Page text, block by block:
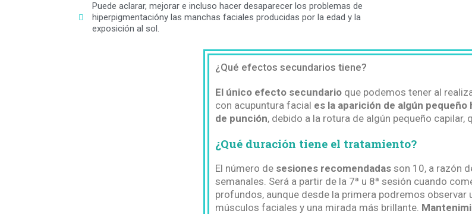
Puede aclarar, mejorar e incluso hacer desaparecer los problemas de
hiperpigmentacióny las manchas faciales producidas por la edad y la
exposición al sol.
¿Qué efectos secundarios tiene?
El único efecto secundario que podemos tener al
con acupuntura facial es la aparición de algún pequeño
de punción, debido a la rotura de algún pequeño capilar,
¿Qué duración tiene el tratamiento?
El número de sesiones recomendadas son 10, a razón
semanales. Será a partir de la 7ª u 8ª sesión cuando
profundos, aunque desde la primera podremos observar
músculos faciales y una mirada más brillante.